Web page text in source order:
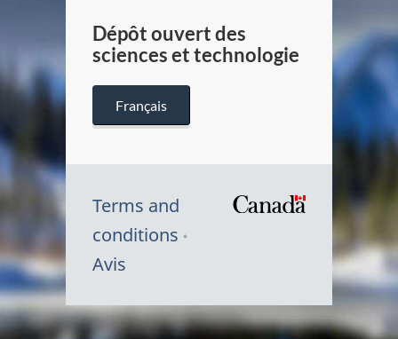
Dépôt ouvert des
sciences et technologie
Français
Terms and
conditions
Avis
Symbole
du